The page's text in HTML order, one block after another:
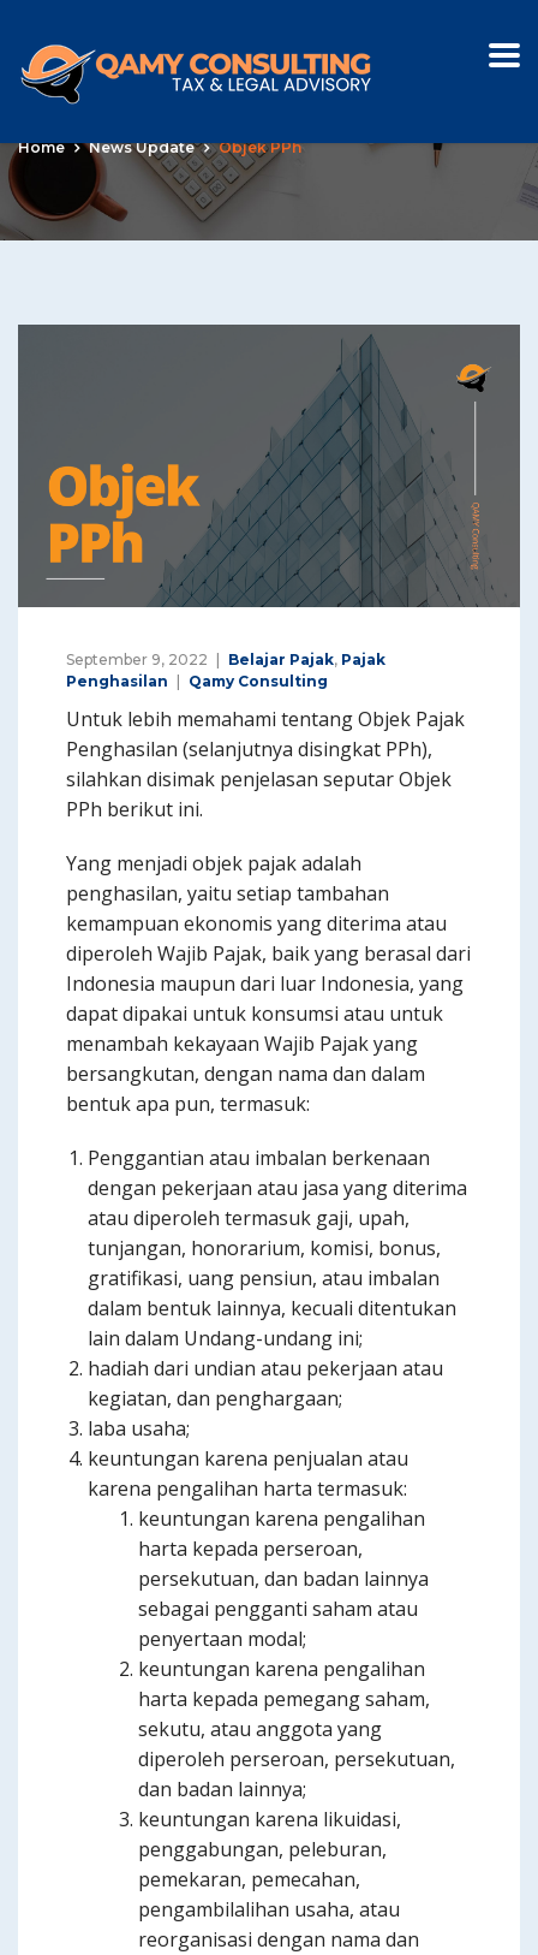
Objek PPh
Home News Update Objek PPh
September 9, 2022 Belajar Pajak, Pajak
Penghasilan
Qamy Consulting
Untuk lebih memahami tentang Objek Pajak
Penghasilan (selanjutnya disingkat PPh),
silahkan disimak penjelasan seputar Objek
PPh berikut ini.
Yang menjadi objek pajak adalah
penghasilan, yaitu setiap tambahan
kemampuan ekonomis yang diterima atau
diperoleh Wajib Pajak, baik yang berasal dari
Indonesia maupun dari luar Indonesia, yang
dapat dipakai untuk konsumsi atau untuk
menambah kekayaan Wajib Pajak yang
bersangkutan, dengan nama dan dalam
bentuk apa pun, termasuk:
Penggantian atau imbalan berkenaan
dengan pekerjaan atau jasa yang diterima
atau diperoleh termasuk gaji, upah,
tunjangan, honorarium, komisi, bonus,
gratifikasi, uang pensiun, atau imbalan
dalam bentuk lainnya, kecuali ditentukan
lain dalam Undang-undang ini;
hadiah dari undian atau pekerjaan atau
kegiatan, dan penghargaan;
laba usaha;
keuntungan karena penjualan atau
karena pengalihan harta termasuk:
keuntungan karena pengalihan
harta kepada perseroan,
persekutuan, dan badan lainnya
sebagai pengganti saham atau
penyertaan modal;
keuntungan karena pengalihan
harta kepada pemegang saham,
sekutu, atau anggota yang
diperoleh perseroan, persekutuan,
dan badan lainnya;
keuntungan karena likuidasi,
penggabungan, peleburan,
pemekaran, pemecahan,
pengambilalihan usaha, atau
reorganisasi dengan nama dan